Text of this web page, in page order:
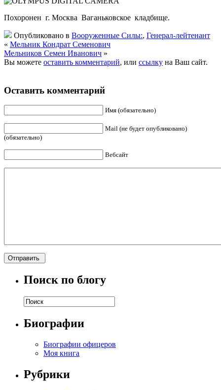
Похоронен г. Москва Ваганьковское кладбище.
Опубликовано в Вооруженные Силы:, Генерал-лейтенант
« Мельник Кондрат Семенович
Мельников Семен Иванович »
Вы можете оставить комментарий, или ссылку на Ваш сайт.
Оставить комментарий
Имя (обязательно)
Mail (не будет опубликовано)
(обязательно)
Вебсайт
Поиск по блогу
Биографии
Биографии офицеров
Моя книга
Рубрики